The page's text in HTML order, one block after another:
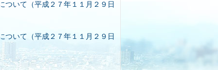
ついて（平成２７年１１月２９日
ついて（平成２７年１１月２９日